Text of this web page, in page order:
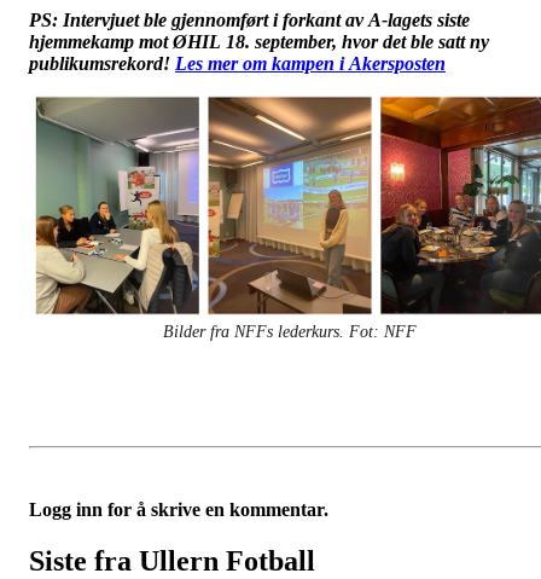
PS: Intervjuet ble gjennomført i forkant av A-lagets siste
hjemmekamp mot ØHIL 18. september, hvor det ble satt ny
publikumsrekord! Les mer om kampen i Akersposten
Bilder fra NFFs lederkurs. Fot: NFF
Logg inn for å skrive en kommentar.
Siste fra Ullern Fotball